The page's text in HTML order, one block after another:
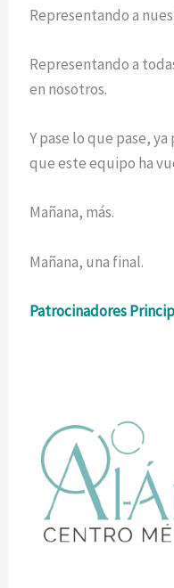
Representando a
Representando a
en nosotros.
Y pase lo que pase,
que este equipo ha
Mañana, más.
Mañana, una final.
Patrocinadores